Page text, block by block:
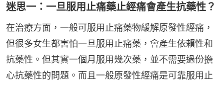
迷思一：一旦服用止痛藥止經痛會產生抗藥性？
在治療方面，一般可服用止痛藥物緩解原發性經痛，
但很多女生都害怕一旦服用止痛藥，會產生依賴性和
抗藥性。但其實一個月服用幾次藥，並不需要過份擔
心抗藥性的問題。而且一般原發性經痛是可靠服用止